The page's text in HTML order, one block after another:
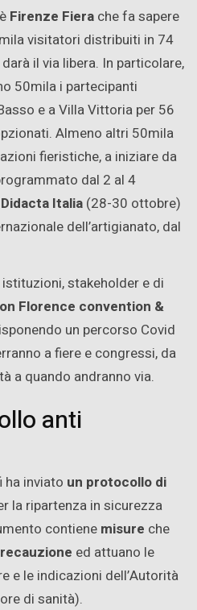
Firenze Fiera che fa sapere
visitatori distribuiti in 74
il via libera. In particolare,
50mila i partecipanti
e a Villa Vittoria per 56
Almeno altri 50mila
fieristiche, a iniziare da
dal 2 al 4
Didacta Italia (28-30 ottobre)
dell’artigianato, dal
stakeholder e di
Florence convention &
un percorso Covid
a fiere e congressi, da
a quando andranno via.
anti
ha inviato un protocollo di
la ripartenza in sicurezza
contiene misure che
ed attuano le
e le indicazioni dell’Autorità
di sanità).